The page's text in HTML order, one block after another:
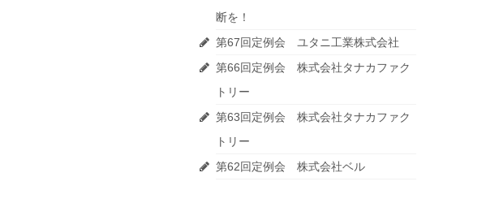
断を！
第67回定例会 ユタニ工業株式会社
第66回定例会 株式会社タナカファク
トリー
第63回定例会 株式会社タナカファク
トリー
第62回定例会 株式会社ベル